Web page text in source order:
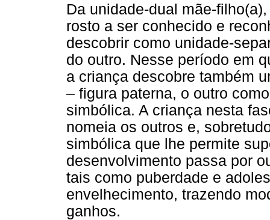
Da unidade-dual mãe-
rosto a ser conhecido e
descobrir como unidade-
do outro. Nesse período em
a criança descobre também
– figura paterna, o outro
simbólica. A criança nesta
nomeia os outros e,
simbólica que lhe permite
desenvolvimento passa por
tais como puberdade e
envelhecimento, trazendo
ganhos.